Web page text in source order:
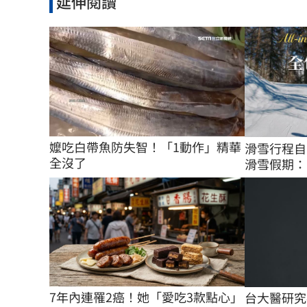
嬤吃白帶魚防失智！「1動作」精華
全沒了
滑雪行程
滑雪假期
7年內連罹2癌！她「愛吃3款點心」
台大醫研